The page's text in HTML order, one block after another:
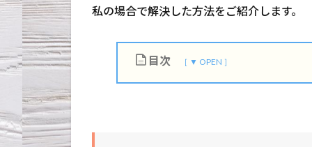
私の場合で解決した方法をご紹介します。
目次